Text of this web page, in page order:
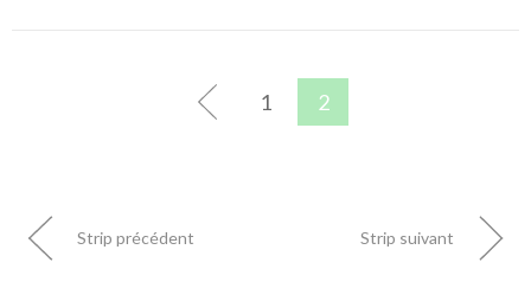
1 2
Strip précédent Strip suivant